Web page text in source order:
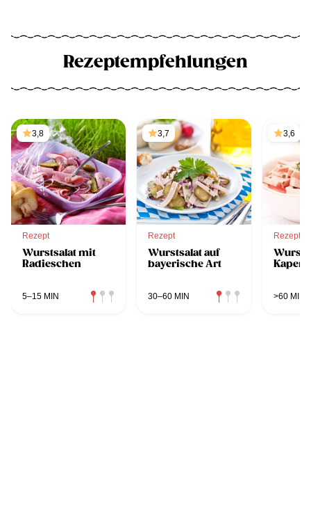
Rezeptempfehlungen
3,8
Rezept
Wurstsalat mit
Radieschen
5–15 MIN
3,7
Rezept
Wurstsalat auf
bayerische Art
30–60 MIN
3,6
Rezept
Kapern
>60 MIN